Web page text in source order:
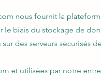
nous fournit la
biais du stockage de
des serveurs sécurisés
et utilisées par notre